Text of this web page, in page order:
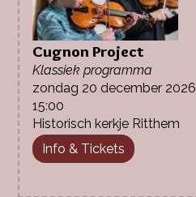
Cugnon Project
Klassiek programma
zondag 20 december 2026
15:00
Historisch kerkje Ritthem
Info & Tickets